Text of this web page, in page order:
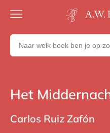
Gratis
23:00
in huis
betalen
Zoeken
naar
uitgevers
Thrillers
Het
Carlos Ruiz Zafón